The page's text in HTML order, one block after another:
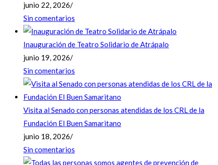
junio 22, 2026/
Sin comentarios
Inauguración de Teatro Solidario de Atrápalo
junio 19, 2026/
Sin comentarios
Visita al Senado con personas atendidas de los CRL de la
Fundación El Buen Samaritano
junio 18, 2026/
Sin comentarios